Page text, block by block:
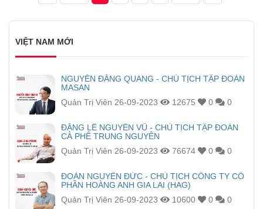
VIỆT NAM MỚI
NGUYỄN ĐĂNG QUANG - CHỦ TỊCH TẬP ĐOÀN
MASAN
Quản Trị Viên 26-09-2023 12675 0 0
ĐẶNG LÊ NGUYÊN VŨ - CHỦ TỊCH TẬP ĐOÀN
CÀ PHÊ TRUNG NGUYÊN
Quản Trị Viên 26-09-2023 76674 0 0
ĐOÀN NGUYÊN ĐỨC - CHỦ TỊCH CÔNG TY CỔ
PHẦN HOÀNG ANH GIA LAI (HAG)
Quản Trị Viên 26-09-2023 10600 0 0